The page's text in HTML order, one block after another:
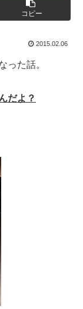
コピー
2015.02.06
った話。
だよ？